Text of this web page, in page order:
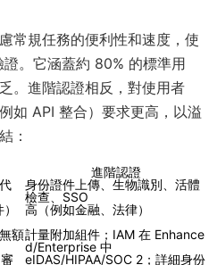
常規任務的便利性和速度，使
。它涵蓋約 80% 的標準用
。進階認證相反，對使用者
如 API 整合）要求更高，以溢
：
進階認證
身份證件上傳、生物識別、活體
檢查、SSO
高（例如金融、法律）
額計量附加組件；IAM 在 Enhance
d/Enterprise 中
eIDAS/HIPAA/SOC 2；詳細身份